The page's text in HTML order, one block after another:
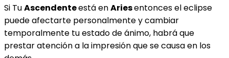
Si TuAscendenteestá enAriesentonces el eclipse
puede afectarte personalmente y cambiar
temporalmente tu estado de ánimo, habrá que
prestar atención a la impresión que se causa en los